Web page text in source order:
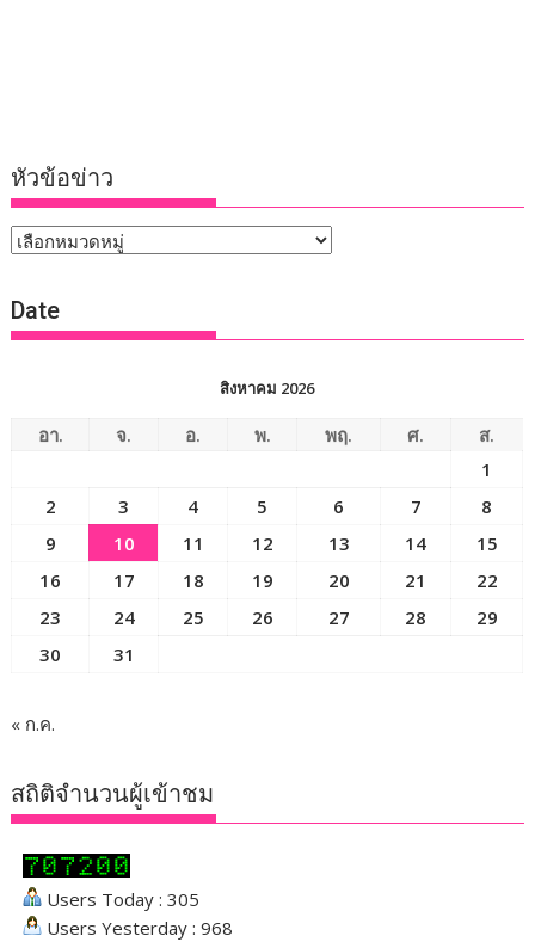
หัวข้อข่าว
หัวข้อ
Date
สิงหาคม 2026
อา. จ. อ. พ. พฤ. ศ.
ส.
1
2
3 4 5 6 7
8
9
10 11 12 13 14
15
16
17 18 19 20 21
22
23
24 25 26 27 28
29
30
31
« ก.ค.
สถิติจำนวนผู้เข้าชม
Users Today : 305
Users Yesterday : 968